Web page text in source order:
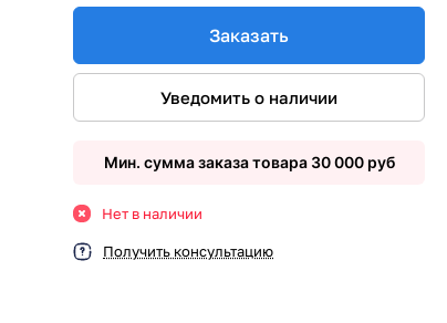
Заказать
Уведомить о наличии
Мин. сумма заказа товара 30 000 руб
Нет в наличии
Получить консультацию